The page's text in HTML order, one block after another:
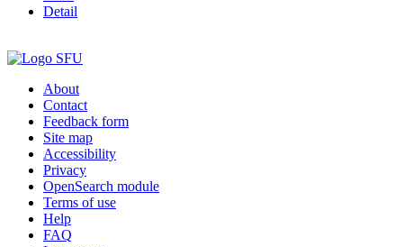
Detail
About
Contact
Feedback form
Site map
Accessibility
Privacy
OpenSearch module
Terms of use
Help
FAQ